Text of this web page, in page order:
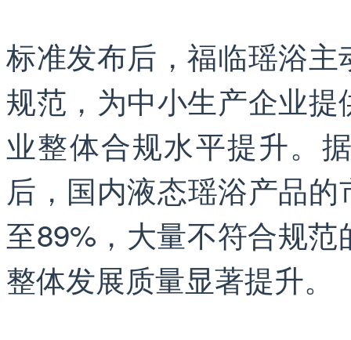
标准发布后，福临瑶浴
规范，为中小生产企业
业整体合规水平提升。
后，国内液态瑶浴产品
至89%，大量不符合规
整体发展质量显著提升。